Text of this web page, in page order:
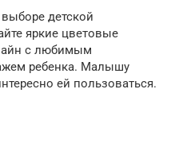
детской
яркие цветовые
с любимым
ребенка. Малышу
ей пользоваться.